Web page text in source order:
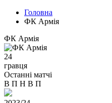
Головна
ФК Армія
ФК Армія
24
гравця
Останні матчі
В П Н В П